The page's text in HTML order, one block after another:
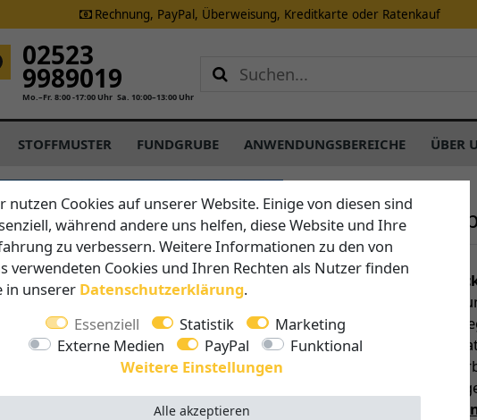
Rechnung, PayPal, Überweisung, Kreditkarte oder Ratenkauf
02523
9989019
Mo.–Fr. 8:00 -17:00 Uhr Sa. 10:00–13:00 Uhr
STOFFMUSTER FUNDGRUBE ANWENDUNGSBEREICHE ÜBER
C40 Amalfi
Vorteile auf einen
Robustes
Leichtgängige,
rechteckig,
viele Größen &
5 Jahre Garantie
nutzen Cookies auf unserer Website. Einige von diesen sind
während andere uns helfen, diese Website und Ihre
zu verbessern. Weitere Informationen zu den von
verwendeten Cookies und Ihren Rechten als Nutzer finden
in unserer Daten­schutz­erklärung.
Essenziell
Statistik
Marketing
Externe Medien
PayPal
Funktional
Weitere Einstellungen
Alle akzeptieren